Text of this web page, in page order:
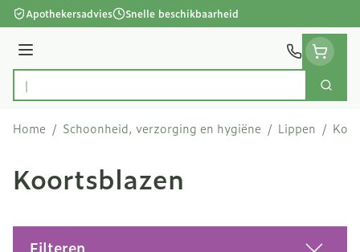
Ga naar de inhoud
Apothekersadvies Snelle beschikbaarheid
Menu
Product, merk, categorie...
Zoek
Home / Schoonheid, verzorging en hygiëne / Lippen /
Koortsblazen
Filteren